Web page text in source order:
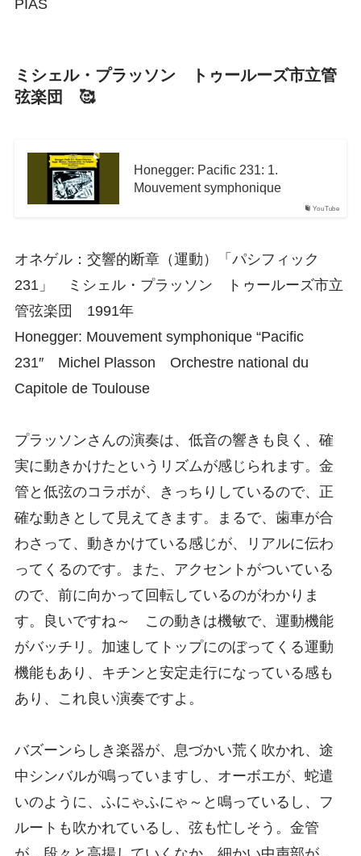
PIAS
ミシェル・プラッソン トゥールーズ市立管
弦楽団 🥰
YouTube
Honegger: Pacific 231: 1.
Mouvement symphonique
オネゲル：交響的断章（運動）「パシフィック
231」 ミシェル・プラッソン トゥールーズ市立
管弦楽団 1991年
Honegger: Mouvement symphonique “Pacific
231″ Michel Plasson Orchestre national du
Capitole de Toulouse
プラッソンさんの演奏は、低音の響きも良く、確
実に動きかけたというリズムが感じられます。金
管と低弦のコラボが、きっちりしているので、正
確な動きとして見えてきます。まるで、歯車が合
わさって、動きかけている感じが、リアルに伝わ
ってくるのです。また、アクセントがついている
ので、前に向かって回転しているのがわかりま
す。良いですね～ この動きは機敏で、運動機能
がバッチリ。加速してトップにのぼってくる運動
機能もあり、キチンと安定走行になっている感も
あり、これ良い演奏ですよ。
バズーンらしき楽器が、息づかい荒く吹かれ、途
中シンバルが鳴っていますし、オーボエが、蛇遣
いのように、ふにゃふにゃ～と鳴っているし、フ
ルートも吹かれているし、弦も忙しそう。金管